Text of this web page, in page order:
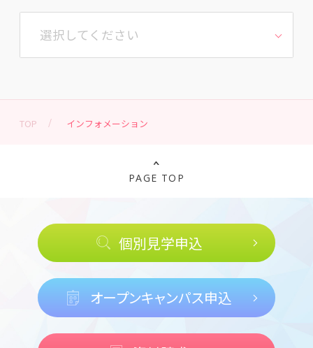
選択してください
TOP インフォメーション
PAGE TOP
個別見学申込
オープンキャンパス申込